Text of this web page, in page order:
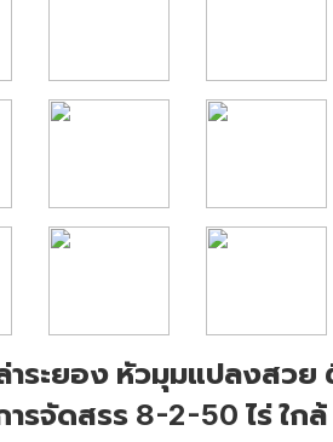
าระยอง หัวมุมแปลงสวย
ารจัดสรร 8-2-50 ไร่ ใกล้